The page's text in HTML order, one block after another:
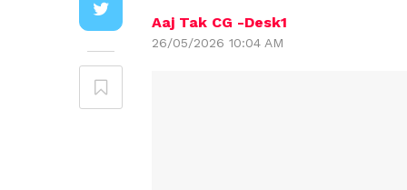
Aaj Tak CG -Desk1
26/05/2026 10:04 AM